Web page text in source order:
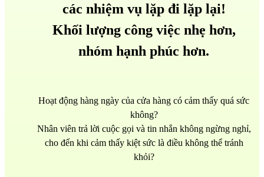
các nhiệm vụ lặp đi lặp lại!
Khối lượng công việc nhẹ hơn,
nhóm hạnh phúc hơn.
Hoạt động hàng ngày của cửa hàng có cảm thấy quá sức
không?
Nhân viên trả lời cuộc gọi và tin nhắn không ngừng nghỉ,
cho đến khi cảm thấy kiệt sức là điều không thể tránh
khỏi?